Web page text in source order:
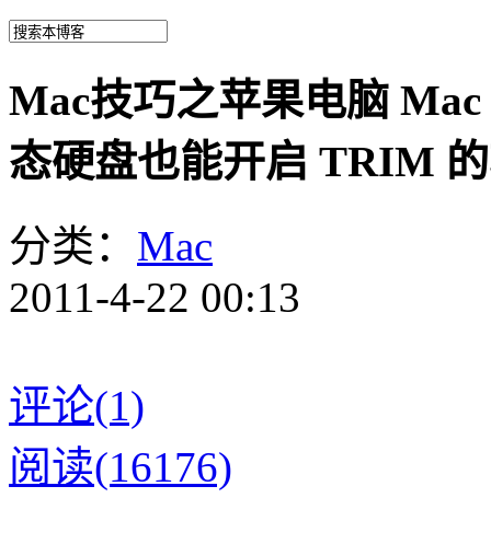
Mac技巧之苹果电脑
态硬盘也能开启 TRIM
分类： Mac
2011-4-22 00:13
评论(1)
阅读(16176)